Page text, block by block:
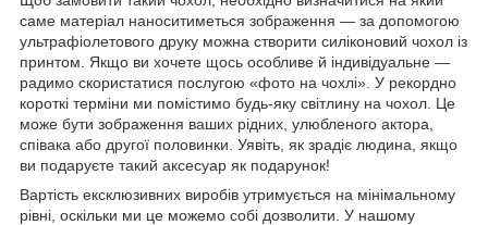
саме матеріал наноситиметься зображення — за допомогою
ультрафіолетового друку можна створити силіконовий чохол із
принтом. Якщо ви хочете щось особливе й індивідуальне —
радимо скористатися послугою «фото на чохлі». У рекордно
короткі терміни ми помістимо будь-яку світлину на чохол. Це
може бути зображення ваших рідних, улюбленого актора,
співака або другої половинки. Уявіть, як зрадіє людина, якщо
ви подаруєте такий аксесуар як подарунок!
Вартість ексклюзивних виробів утримується на мінімальному
рівні, оскільки ми це можемо собі дозволити. У нашому